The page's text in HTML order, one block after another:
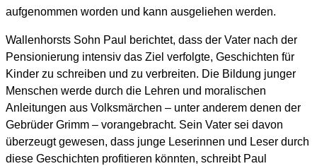
aufgenommen worden und kann ausgeliehen werden.
Wallenhorsts Sohn Paul berichtet, dass der Vater nach der
Pensionierung intensiv das Ziel verfolgte, Geschichten für
Kinder zu schreiben und zu verbreiten. Die Bildung junger
Menschen werde durch die Lehren und moralischen
Anleitungen aus Volksmärchen – unter anderem denen der
Gebrüder Grimm – vorangebracht. Sein Vater sei davon
überzeugt gewesen, dass junge Leserinnen und Leser durch
diese Geschichten profitieren könnten, schreibt Paul